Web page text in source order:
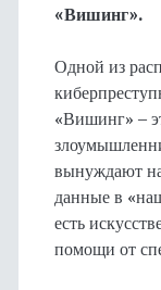
«Вишинг».
Одной из
«Вишинг» –
вынуждают
данные в
есть
помощи от